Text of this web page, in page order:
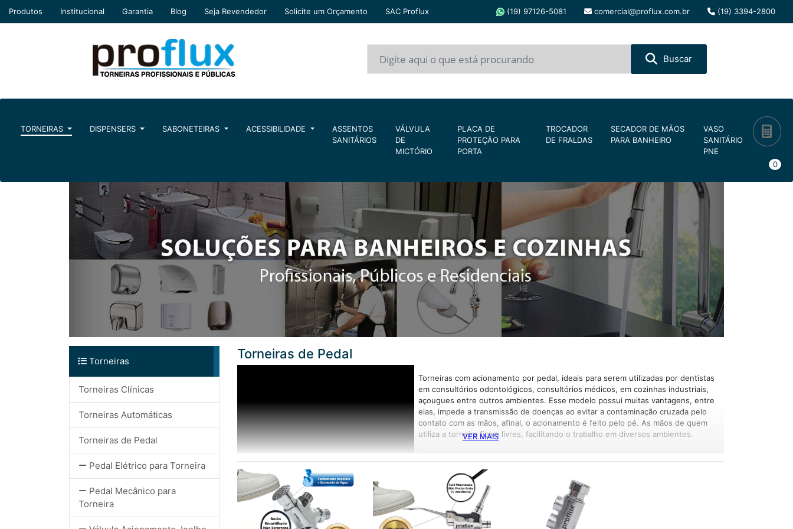
Produtos Institucional Garantia Blog Seja Revendedor Solicite um Orçamento SAC Proflux (19) 97126-5081 comercial@proflux.com.br (19) 3394-2800
Buscar
TORNEIRAS DISPENSERS SABONETEIRAS ACESSIBILIDADE
ASSENTOS
SANITÁRIOS
VÁLVULA
DE
MICTÓRIO
PLACA DE
PROTEÇÃO PARA
PORTA
TROCADOR
DE FRALDAS
SECADOR DE MÃOS
PARA BANHEIRO
VASO
SANITÁRIO
PNE
0
Torneiras
Torneiras Clínicas
Torneiras Automáticas
Torneiras de Pedal
Pedal Elétrico para Torneira
Pedal Mecânico para
Torneira
Torneiras de Pedal
Torneiras com acionamento por pedal, ideais para serem utilizadas por dentistas
em consultórios odontológicos, consultórios médicos, em cozinhas industriais,
açougues entre outros ambientes. Esse modelo possui muitas vantagens, entre
elas, impede a transmissão de doenças ao evitar a contaminação cruzada pelo
contato com as mãos, afinal, o acionamento é feito pelo pé. As mãos de quem
utiliza a torneira ficam livres, facilitando o trabalho em diversos ambientes.
O pedal elétrico acionador de torneira é mais usado em consultórios
odontológicos e em locais onde não se lava o chão devido a vários equipamentos
elétricos.
O acionador de pedal mecânico evita o contato das mãos nas torneiras, afastando
assim riscos de contaminação pois as válvulas são algumas das grandes
transmissoras de vírus e bactérias.
VER MAIS